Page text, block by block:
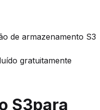
de armazenamento S3
gratuitamente
S3para